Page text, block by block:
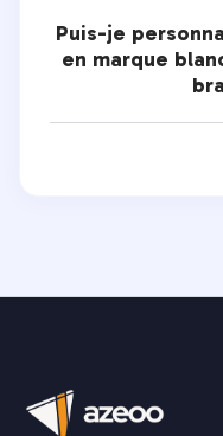
Puis-je
en marque